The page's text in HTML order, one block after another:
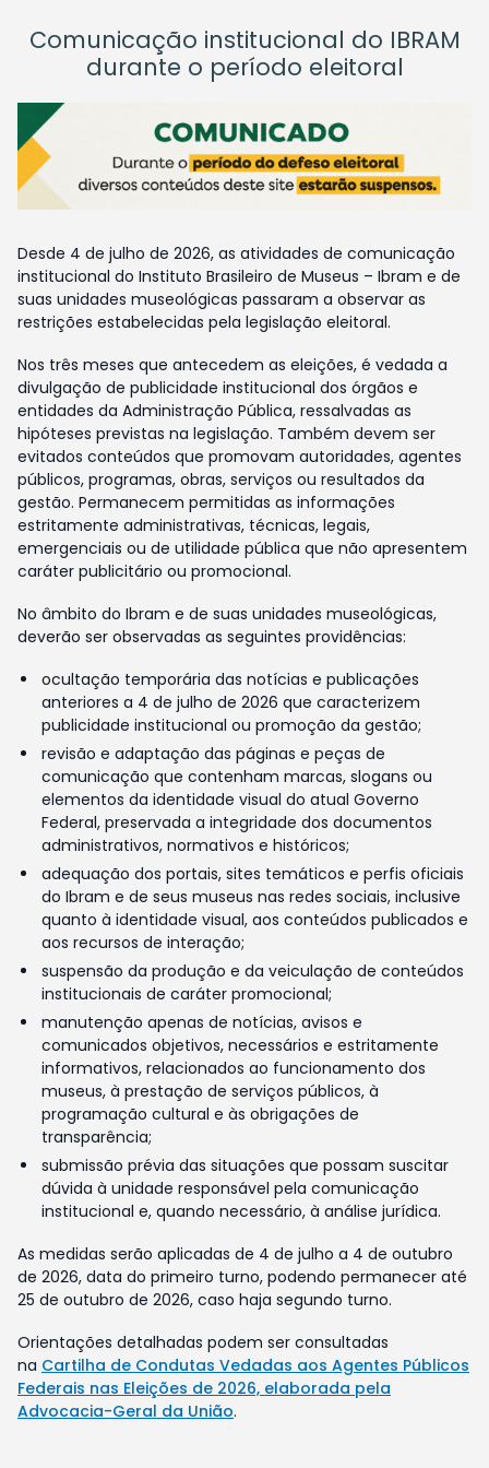
Comunicação institucional do IBRAM
durante o período eleitoral
Desde 4 de julho de 2026, as atividades de comunicação
institucional do Instituto Brasileiro de Museus – Ibram e de
suas unidades museológicas passaram a observar as
restrições estabelecidas pela legislação eleitoral.
Nos três meses que antecedem as eleições, é vedada a
divulgação de publicidade institucional dos órgãos e
entidades da Administração Pública, ressalvadas as
hipóteses previstas na legislação. Também devem ser
evitados conteúdos que promovam autoridades, agentes
públicos, programas, obras, serviços ou resultados da
gestão. Permanecem permitidas as informações
estritamente administrativas, técnicas, legais,
emergenciais ou de utilidade pública que não apresentem
caráter publicitário ou promocional.
No âmbito do Ibram e de suas unidades museológicas,
deverão ser observadas as seguintes providências:
ocultação temporária das notícias e publicações
anteriores a 4 de julho de 2026 que caracterizem
publicidade institucional ou promoção da gestão;
revisão e adaptação das páginas e peças de
comunicação que contenham marcas, slogans ou
elementos da identidade visual do atual Governo
Federal, preservada a integridade dos documentos
administrativos, normativos e históricos;
adequação dos portais, sites temáticos e perfis oficiais
do Ibram e de seus museus nas redes sociais, inclusive
quanto à identidade visual, aos conteúdos publicados e
aos recursos de interação;
suspensão da produção e da veiculação de conteúdos
institucionais de caráter promocional;
manutenção apenas de notícias, avisos e
comunicados objetivos, necessários e estritamente
informativos, relacionados ao funcionamento dos
museus, à prestação de serviços públicos, à
programação cultural e às obrigações de
transparência;
submissão prévia das situações que possam suscitar
dúvida à unidade responsável pela comunicação
institucional e, quando necessário, à análise jurídica.
As medidas serão aplicadas de 4 de julho a 4 de outubro
de 2026, data do primeiro turno, podendo permanecer até
25 de outubro de 2026, caso haja segundo turno.
Orientações detalhadas podem ser consultadas
na Cartilha de Condutas Vedadas aos Agentes Públicos
Federais nas Eleições de 2026, elaborada pela
Advocacia-Geral da União.